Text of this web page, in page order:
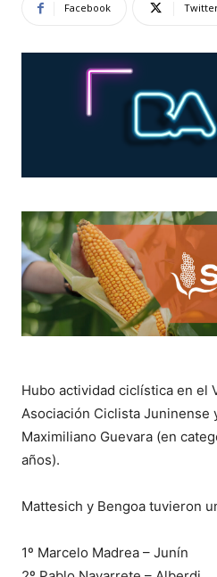
Facebook
Hubo actividad ciclística en el
Asociación Ciclista Juninense
Maximiliano Guevara (en
años).
Mattesich y Bengoa tuvieron
1º Marcelo Madrea – Junín